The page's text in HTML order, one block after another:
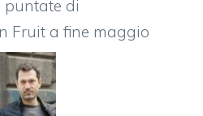
puntate di
Fruit a fine maggio